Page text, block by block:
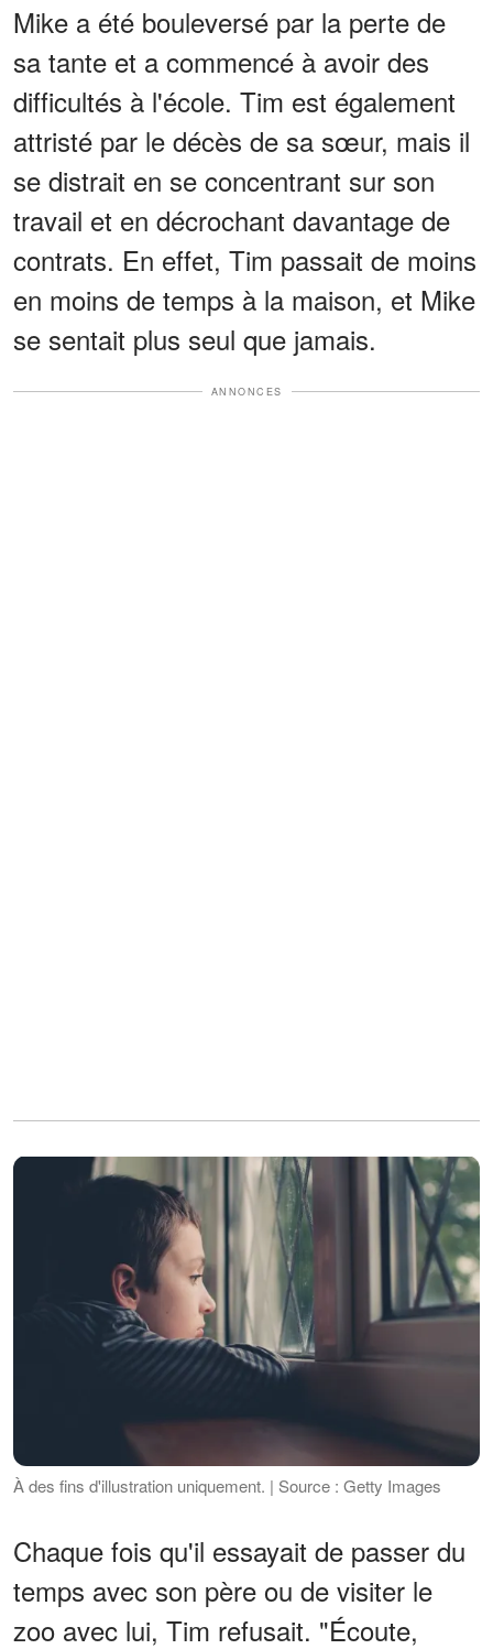
Mike a été bouleversé par la perte de
sa tante et a commencé à avoir des
difficultés à l'école. Tim est également
attristé par le décès de sa sœur, mais il
se distrait en se concentrant sur son
travail et en décrochant davantage de
contrats. En effet, Tim passait de moins
en moins de temps à la maison, et Mike
se sentait plus seul que jamais.
ANNONCES
À des fins d'illustration uniquement. | Source : Getty Images
Chaque fois qu'il essayait de passer du
temps avec son père ou de visiter le
zoo avec lui, Tim refusait. "Écoute,